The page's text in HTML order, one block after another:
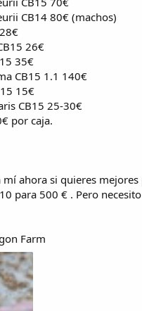
e
a
ó
n
CB14 80€ (machos)
26€
35€
CB15 1.1 140€
15€
CB15 25-30€
por caja.
ahora si quieres
para 500 € . Pero
Farm